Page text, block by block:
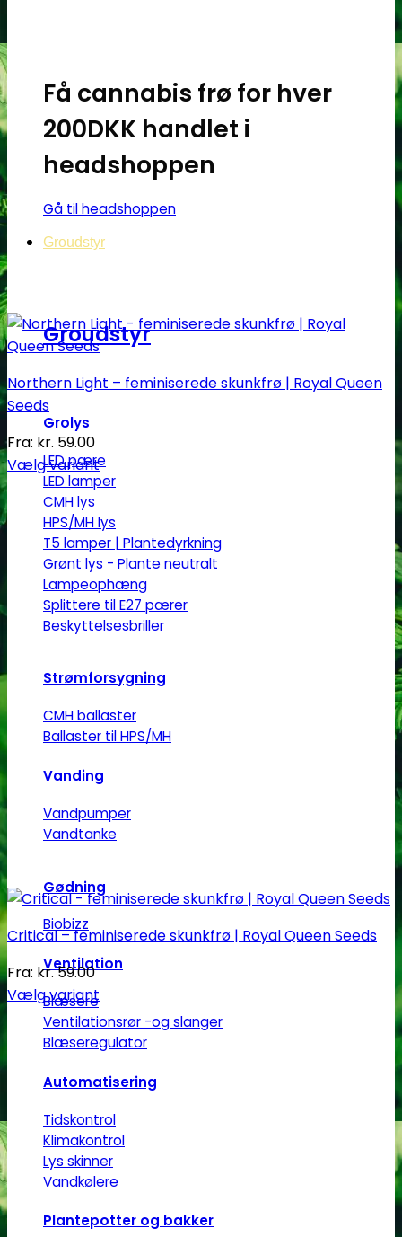
Få cannabis frø for hver
200DKK handlet i
headshoppen
Gå til headshoppen
Groudstyr
Groudstyr
Grolys
LED pære
LED lamper
CMH lys
HPS/MH lys
T5 lamper | Plantedyrkning
Grønt lys - Plante neutralt
Lampeophæng
Splittere til E27 pærer
Beskyttelsesbriller
Strømforsygning
CMH ballaster
Ballaster til HPS/MH
Vanding
Vandpumper
Vandtanke
Gødning
Biobizz
Ventilation
Blæsere
Ventilationsrør -og slanger
Blæseregulator
Automatisering
Tidskontrol
Klimakontrol
Lys skinner
Vandkølere
Plantepotter og bakker
kan
vælges
på
varesiden
Northern Light – feminiserede skunkfrø | Royal Queen
Seeds
Fra: kr. 59.00
Vælg variant
Dette
vare
varianter.
Mulighederne
kan
varesiden
Critical – feminiserede skunkfrø | Royal Queen Seeds
Fra: kr.59.00
Vælg variant
Dette
har
Mulighederne
kan
vælges
på
varesiden